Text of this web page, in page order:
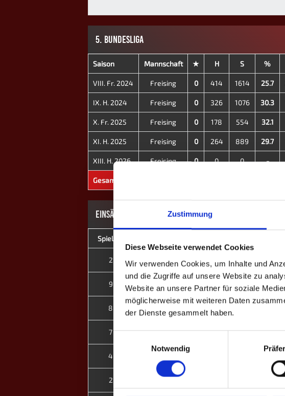
Zustimmung
Diese Webseite verwendet Cookies
Wir verwenden Cookies, um Inhalte und
und die Zugriffe auf unsere Website zu
Website an unsere Partner für soziale
möglicherweise mit weiteren Daten
der Dienste gesammelt haben.
Notwendig
5. BUNDESLIGA
Saison Mannschaft ★ H S %
VIII. Fr. 2024 Freising 0 414 1614 25.7
IX. H. 2024 Freising 0 326 1076 30.3
X. Fr. 2025 Freising 0 178 554 32.1
XI. H. 2025 Freising 0 264 889 29.7
XIII. H. 2026 Freising 0 0 0 -
Gesamt
EINSÄTZE: 24
Spieltag
2 Freising
9 Freising 3 - 9
8
7 Freising 2 - 10
4 Nürnberg II
2 Freising